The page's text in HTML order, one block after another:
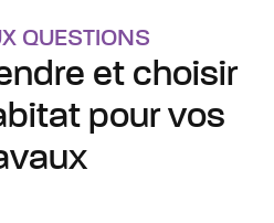
QUESTIONS
et choisir
pour vos